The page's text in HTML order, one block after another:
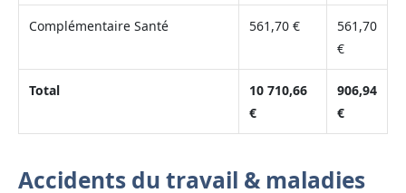
Complémentaire Santé 561,70 €
561,70
€
Total
10 710,66
€
906,94
€
Accidents du travail & maladies